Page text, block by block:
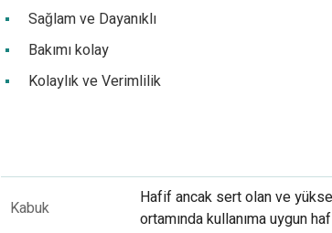
Sağlam ve Dayanıklı
Bakımı kolay
Kolaylık ve Verimlilik
Kabuk
Hafif ancak sert olan ve
ortamında kullanıma uygun